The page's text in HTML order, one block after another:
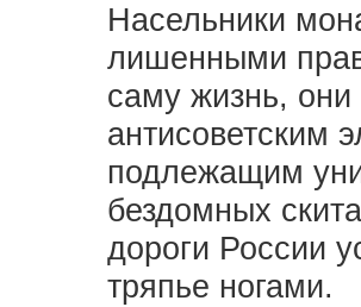
Насельники
лишенными
саму жизнь,
антисоветским
подлежащим
бездомных
дороги России
тряпье ногами.